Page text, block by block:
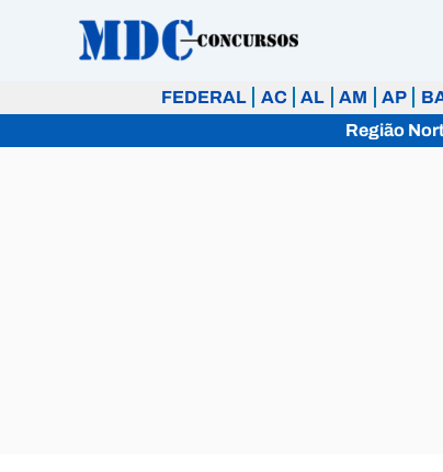
FEDERAL AC AL AM AP
Região